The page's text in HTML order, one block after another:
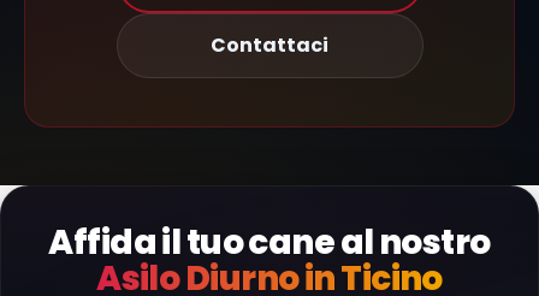
Contattaci
Affida il tuo cane al nostro
Asilo Diurno in Ticino